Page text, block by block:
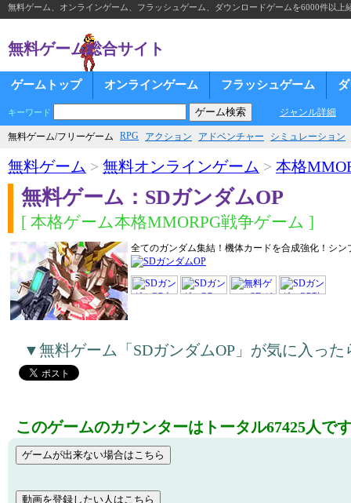
無料ゲーム、オンラインゲーム、フラッシュゲーム、ダウンロードゲームを6000件以上
無料ゲーム総合サイト
ゲームトップ オンラインゲーム フラッシュゲーム
キーワード ジャンル詳細
無料ゲーム/フリーゲーム RPG アクション アドベンチャー シミュレーション
無料ゲーム > 無料オンラインゲーム > 本格
無料ゲーム：SDガンダムOP
[ 本格ゲーム本格MMORPG戦争ゲーム ]
全てのガンダム集結！機体カードを合成強化！シ
▼無料ゲーム「SDガンダムOP」が気に入っ
このゲームのカウンターはトータル67425人で